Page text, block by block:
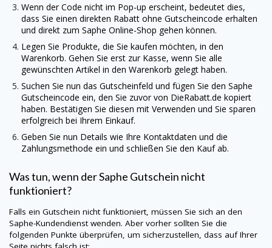
Wenn der Code nicht im Pop-up erscheint, bedeutet dies,
dass Sie einen direkten Rabatt ohne Gutscheincode erhalten
und direkt zum Saphe Online-Shop gehen können.
Legen Sie Produkte, die Sie kaufen möchten, in den
Warenkorb. Gehen Sie erst zur Kasse, wenn Sie alle
gewünschten Artikel in den Warenkorb gelegt haben.
Suchen Sie nun das Gutscheinfeld und fügen Sie den Saphe
Gutscheincode ein, den Sie zuvor von DieRabatt.de kopiert
haben. Bestätigen Sie diesen mit Verwenden und Sie sparen
erfolgreich bei Ihrem Einkauf.
Geben Sie nun Details wie Ihre Kontaktdaten und die
Zahlungsmethode ein und schließen Sie den Kauf ab.
Was tun, wenn derSaphe Gutschein nicht
funktioniert?
Falls ein Gutschein nicht funktioniert, müssen Sie sich an den
Saphe-Kundendienst wenden. Aber vorher sollten Sie die
folgenden Punkte überprüfen, um sicherzustellen, dass auf Ihrer